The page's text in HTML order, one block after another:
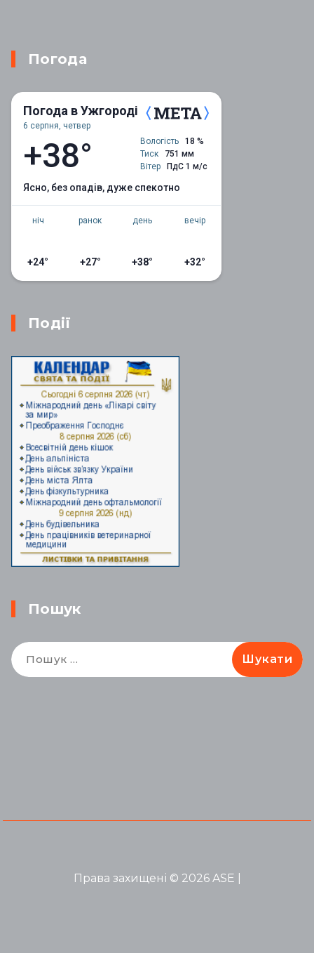
Погода
Погода в Ужгороді
6 серпня, четвер
+38° Вологість
18 %
Тиск
751 мм
Вітер
ПдС 1 м/с
ясно, без опадів, дуже спекотно
ніч
+24°
ранок
+27°
день
+38°
вечір
+32°
Події
Пошук
Пошук:
Права захищені © 2026 ASE |